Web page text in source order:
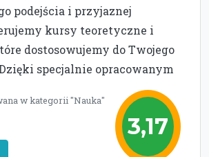
podejścia i przyjaznej
kursy teoretyczne i
dostosowujemy do Twojego
specjalnie opracowanym
3,17
w kategorii "Nauka"